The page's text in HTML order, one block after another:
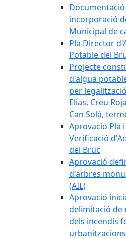
incorporació
Municipal de
Pla Director
Potable del
Projecte
d'aigua
per
Elias, Creu
Can Solà,
Aprovació Pla
Verificació
del Bruc
Aprovació
d'arbres
(AIL)
Aprovació
delimitació de
dels incendis